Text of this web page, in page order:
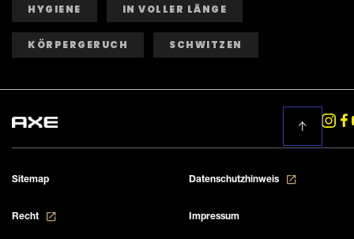
aus
7
Bewertungen.
HYGIENE IN VOLLER LÄNGE
KÖRPERGERUCH SCHWITZEN
Sitemap Datenschutzhinweis
Cookie-Einstellungen Recht